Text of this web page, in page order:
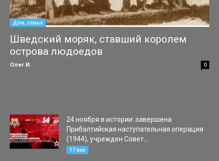
Дом, семья
Шведский моряк, ставший королем
острова людоедов
Олег И. - 0
24 ноября в истории: завершена
Прибалтийская наступательная операция
(1944), учрежден Совет...
17 век